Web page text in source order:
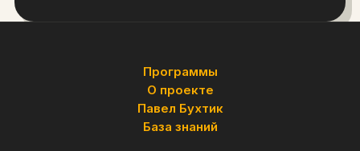
Программы
О проекте
Павел Бухтик
База знаний